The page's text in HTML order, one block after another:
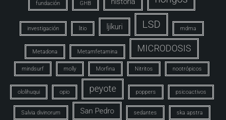
fundación GHB
investigación litio ljíkuri LSD mdma
Metadona Metamfetamina MICRODOSIS
mindsurf molly Morfina Nitritos nootrópicos
ololihuqui opio peyote poppers psicoactivos
Salvia divinorum San Pedro sedantes ska apstra